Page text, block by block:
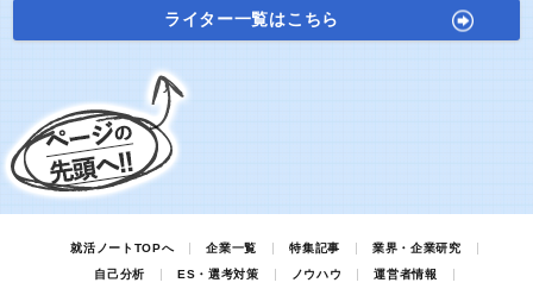
ライター一覧はこちら
就活ノートTOPへ 企業一覧 特集記事
業界・企業研究
自己分析
ES・選考対策 ノウハウ
運営者情報